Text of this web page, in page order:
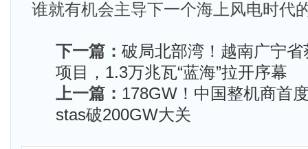
谁就有机会主导下一个海上风电时代
下一篇： 破局北部湾！越南广宁
项目，1.3万兆瓦“蓝海”拉开序幕
上一篇： 178GW！中国整机商首
stas破200GW大关